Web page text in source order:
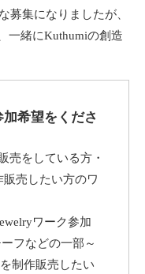
募集になりましたが、
一緒にKuthumiの創造
希望をくださ
売をしている方・
売したい方のワ
ワーク参加
フなどの一部～
制作販売したい